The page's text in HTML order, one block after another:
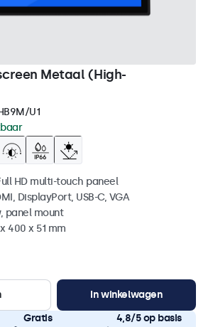
Metaal (High-
U1
HD multi-touch paneel
DisplayPort, USB-C, VGA
panel mount
400 x 51 mm
In winkelwagen
Gratis
4,8/5 op basis